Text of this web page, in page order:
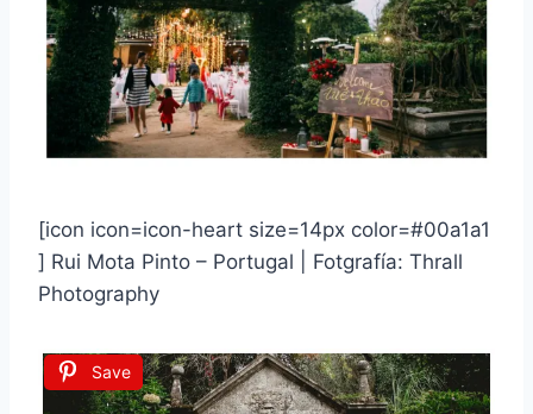
[icon icon=icon-heart size=14px color=#00a1a1
] Rui Mota Pinto – Portugal | Fotgrafía: Thrall
Photography
Save